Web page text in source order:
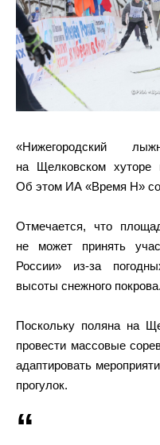
«Нижегородский
на Щелковском
Об этом ИА «Время Н»
Отмечается, что
не может принять
России» из-за
высоты снежного покрова.
Поскольку поляна на
провести массовые
адаптировать
прогулок.